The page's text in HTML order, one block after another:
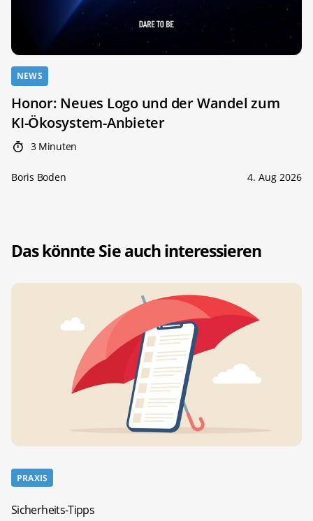
NEWS
Honor: Neues Logo und der Wandel zum
KI-Ökosystem-Anbieter
3 Minuten
Boris Boden 4. Aug 2026
Das könnte Sie auch interessieren
PRAXIS
Sicherheits-Tipps